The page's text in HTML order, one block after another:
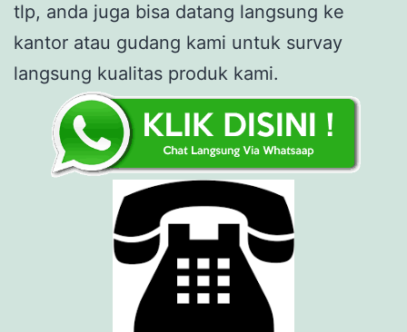
tlp, anda juga bisa datang langsung ke
kantor atau gudang kami untuk survay
langsung kualitas produk kami.